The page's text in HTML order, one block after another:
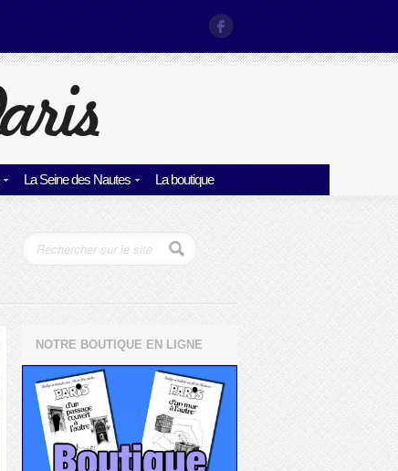
La Seine des Nautes La boutique
NOTRE BOUTIQUE EN LIGNE